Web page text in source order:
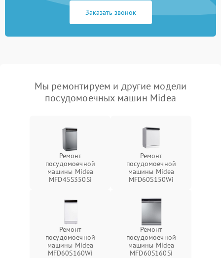
Заказать звонок
Мы ремонтируем и другие модели
посудомоечных машин Midea
Ремонт
посудомоечной
машины Midea
MFD45S350Si
Ремонт
посудомоечной
машины Midea
MFD60S150Wi
Ремонт
посудомоечной
машины Midea
MFD60S160Wi
Ремонт
посудомоечной
машины Midea
MFD60S160Si